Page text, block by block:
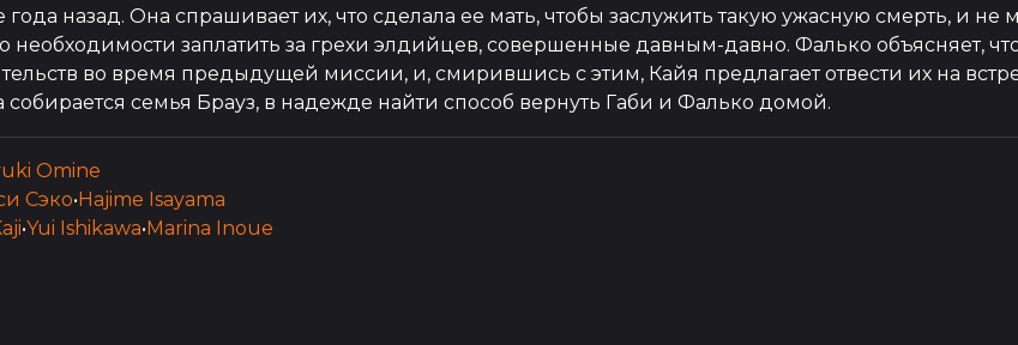
года назад. Она спрашивает их, что сделала ее мать, чтобы заслужить такую ​​ужасную смерть, и не
необходимости заплатить за грехи элдийцев, совершенные давным-давно. Фалько объясняет, что
во время предыдущей миссии, и, смирившись с этим, Кайя предлагает отвести их на
собирается семья Брауз, в надежде найти способ вернуть Габи и Фалько домой.
Omine
Сэко•Hajime Isayama
•Yui Ishikawa•Marina Inoue